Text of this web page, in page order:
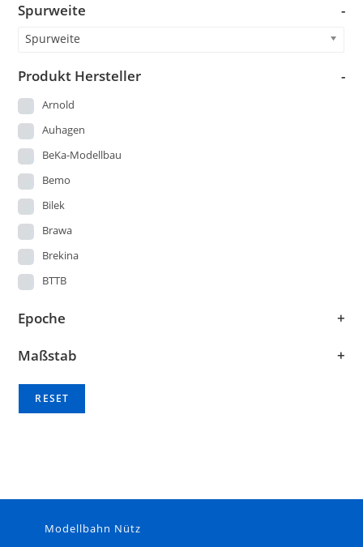
Piko DDR Produktion vor 1973
Spielzeug DDR
Straßenbahn
US-Modelle
Wagen
Spurweite -
Spurweite
Produkt Hersteller -
Arnold
Auhagen
BeKa-Modellbau
Bemo
Bilek
Brawa
Brekina
BTTB
Easy -Model
ESPEWE, Plasticart, Berlinplast, HERR, OWO
ESU
Hack
Epoche
+
Maßstab
+
RESET
Modellbahn Nütz